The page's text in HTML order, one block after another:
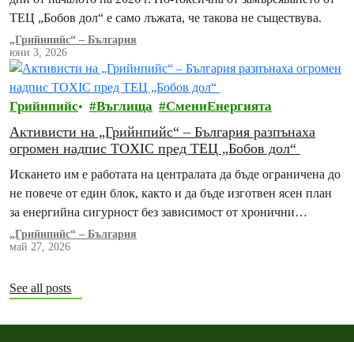
ТЕЦ „Бобов дол“ е само лъжата, че такова не съществува.
„Грийнпийс“ – България
юни 3, 2026
Грийнпийс Въглища СмениЕнергията
Активисти на „Грийнпийс“ – България разпънаха
огромен надпис TOXIC пред ТЕЦ „Бобов дол“
Искането им е работата на централата да бъде ограничена до
не повече от един блок, както и да бъде изготвен ясен план
за енергийна сигурност без зависимост от хронични
замърсители
„Грийнпийс“ – България
май 27, 2026
See all posts